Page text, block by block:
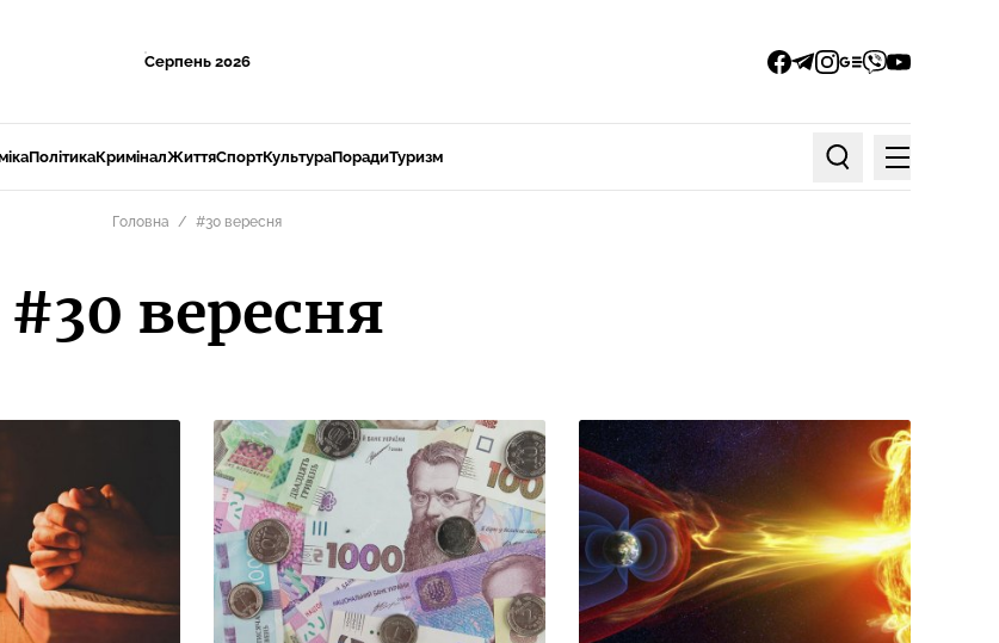
Серпень 2026
facebook
telegram
instagram
google_news
viberyoutube
ПолітикаКриміналЖиттяСпортКультураПорадиТуризм
Пошук по статтях
Меню
Головна #30 вересня
#30 вересня